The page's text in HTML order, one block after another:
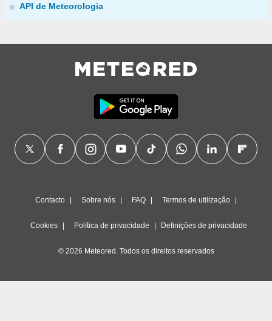
API de Meteorologia
Contacto Sobre nós FAQ Termos de utilização
Cookies Política de privacidade Definições de privacidade
© 2026 Meteored. Todos os direitos reservados